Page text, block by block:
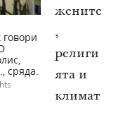
сряда.
жените
,
религи
ята и
климат